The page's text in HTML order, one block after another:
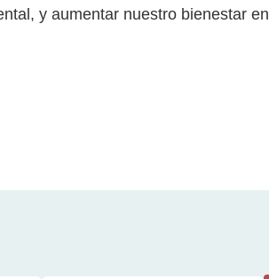
y aumentar nuestro bienestar en